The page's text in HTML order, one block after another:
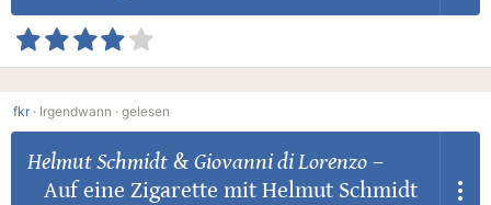
fkr · Irgendwann · gelesen
Helmut Schmidt& Giovanni di Lorenzo–
Auf eine Zigarette mit Helmut Schmidt